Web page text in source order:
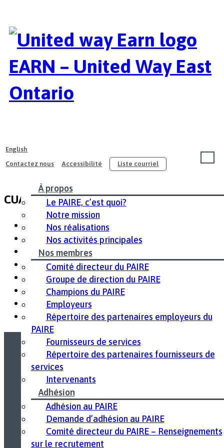
EARN – United Way East
Ontario
English
Contactez nous
Accessibilité Liste courriel
À propos
Le PAIRE, c’est quoi?
Notre mission
Nos réalisations
Nos activités principales
Nos membres
Comité directeur du PAIRE
Groupe de direction du PAIRE
Champions du PAIRE
Employeurs
Répertoire des partenaires employeurs du
PAIRE
Fournisseurs de services
Répertoire des partenaires fournisseurs de
services
Intervenants
Adhésion
Adhésion au PAIRE
Demande d’adhésion au PAIRE
Comité directeur du PAIRE – Renseignements
sur le recrutement
CUAEL Project (le 25 mars 2019)
Centre des médias
Archives des bulletins
Histoires de réussite
Galerie de photos
Archives photographiques
Vidéos
Vidéos POSPH Aptitudes au travail
Évènements des partenaires
Dirigée par Centraide de l’Est de l’Ontario.